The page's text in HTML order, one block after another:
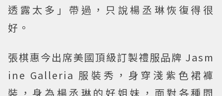
透露太多」帶過，只說楊丞琳恢復得很
好。
張棋惠今出席美國頂級訂製禮服品牌 Jasm
ine Galleria 服裝秀，身穿淺紫色裙褲
裝，身為楊丞琳的好姐妹，面對各種問